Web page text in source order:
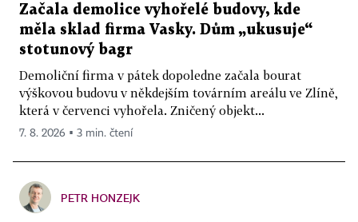
Začala demolice vyhořelé budovy, kde
měla sklad firma Vasky. Dům „ukusuje“
stotunový bagr
Demoliční firma v pátek dopoledne začala bourat
výškovou budovu v někdejším továrním areálu ve Zlíně,
která v červenci vyhořela. Zničený objekt...
7. 8. 2026 ▪ 3 min. čtení
PETR HONZEJK